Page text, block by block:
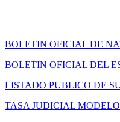
BOLETIN OFICIAL DE
BOLETIN OFICIAL DEL
LISTADO PUBLICO DE
TASA JUDICIAL